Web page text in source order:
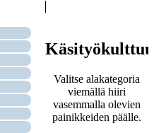
Valitse alakategoria
viemällä hiiri
vasemmalla olevien
painikkeiden päälle.